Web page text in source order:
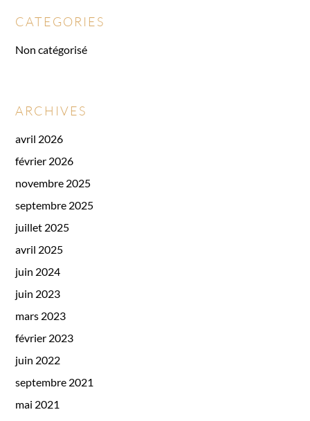
CATEGORIES
Non catégorisé
ARCHIVES
avril 2026
février 2026
novembre 2025
septembre 2025
juillet 2025
avril 2025
juin 2024
juin 2023
mars 2023
février 2023
juin 2022
septembre 2021
mai 2021